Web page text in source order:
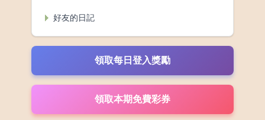
好友的日記
領取每日登入獎勵